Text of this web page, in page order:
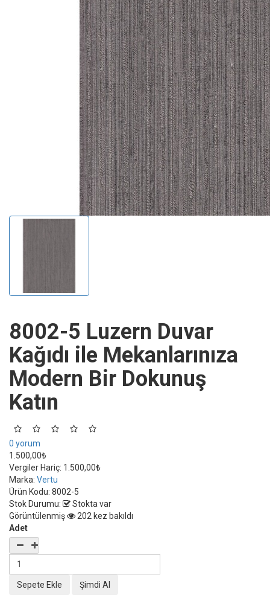
8002-5 Luzern Duvar
Kağıdı ile Mekanlarınıza
Modern Bir Dokunuş
Katın
0 yorum
1.500,00₺
Vergiler Hariç: 1.500,00₺
Marka: Vertu
Ürün Kodu: 8002-5
Stok Durumu:
Stokta var
Görüntülenmiş
202 kez bakıldı
Adet